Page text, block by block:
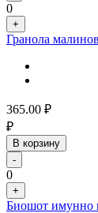
0
+
Гранола
365.00 ₽
₽
В корзину
-
0
+
Биошот имунно